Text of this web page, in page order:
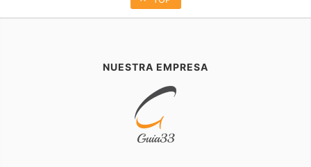
NUESTRA EMPRESA